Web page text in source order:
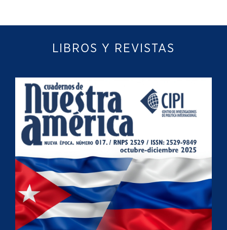
LIBROS Y REVISTAS